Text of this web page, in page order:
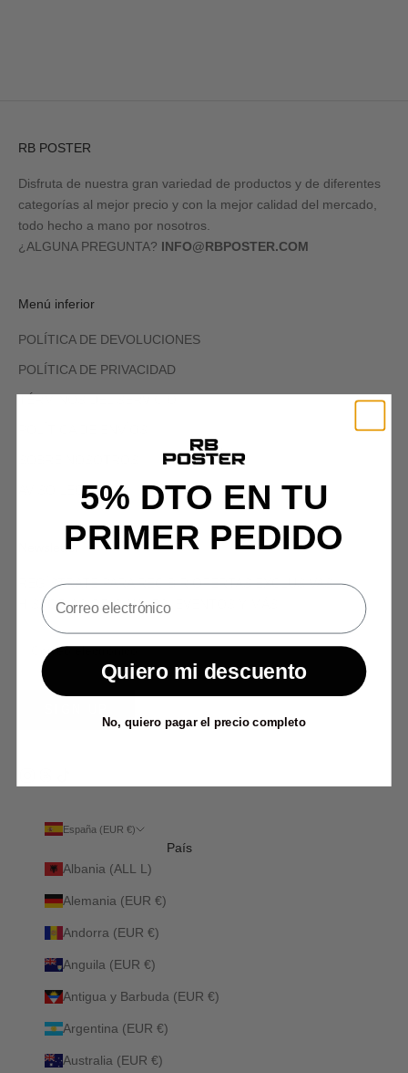
RB POSTER
Disfruta de nuestra gran variedad de productos y de diferentes
categorías al mejor precio y con la mejor calidad del mercado,
todo hecho a mano por nosotros.
¿ALGUNA PREGUNTA? INFO@RBPOSTER.COM
Menú inferior
POLÍTICA DE DEVOLUCIONES
POLÍTICA DE PRIVACIDAD
AVISO LEGAL
Newsletter
REGÍSTRATE PARA RECIBIR OFERTAS EXCLUSIVAS,
HISTORIAS ORIGINALES, EVENTOS Y MÁS.
España (EUR €)
País
Albania (ALL L)
Alemania (EUR €)
Andorra (EUR €)
Anguila (EUR €)
Antigua y Barbuda (EUR €)
Argentina (EUR €)
Australia (EUR €)
5% DTO EN TU
PRIMER PEDIDO
Quiero mi descuento
No, quiero pagar el precio completo